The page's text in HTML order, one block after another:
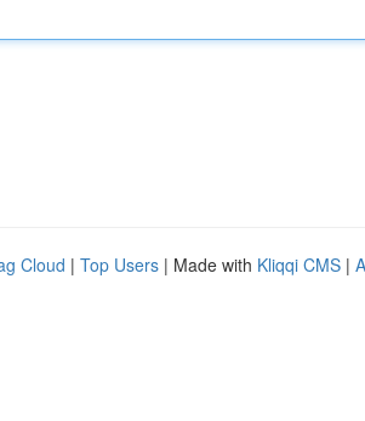
Cloud | Top Users | Made with Kliqqi CMS |